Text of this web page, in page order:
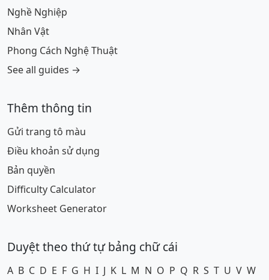
Nghề Nghiệp
Nhân Vật
Phong Cách Nghệ Thuật
See all guides →
Thêm thông tin
Gửi trang tô màu
Điều khoản sử dụng
Bản quyền
Difficulty Calculator
Worksheet Generator
Duyệt theo thứ tự bảng chữ cái
A B C D E F G H I J K L M N O P Q R S T U V W